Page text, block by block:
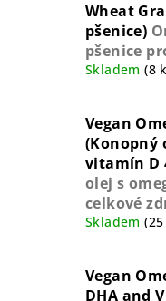
Wheat
pšenice)
pšenice
Skladem(8
Vegan
(Konopný
vitamín D
olej s
celkové
Skladem
Vegan
DHA and